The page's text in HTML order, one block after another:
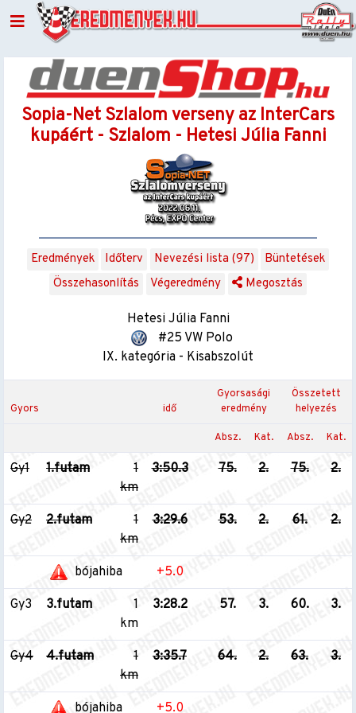
Sopia-Net Szlalom verseny az InterCars
kupáért - Szlalom - Hetesi Júlia Fanni
Eredmények Időterv Nevezési lista (97)
Büntetések
Összehasonlítás
Végeredmény Megosztás
Hetesi Júlia Fanni
#25 VW Polo
IX. kategória - Kisabszolút
Gyors idő
Gyorsasági
eredmény
Összetett
helyezés
Absz. Kat. Absz. Kat.
Gy1 1.futam
1
km
3:50.3 75. 2. 75. 2.
Gy2 2.futam
1
km
3:29.6 53. 2. 61. 2.
bójahiba +5.0
Gy3 3.futam
1
km
3:28.2 57. 3. 60. 3.
Gy4 4.futam
1
km
3:35.7 64. 2. 63. 3.
bójahiba +5.0